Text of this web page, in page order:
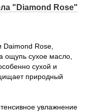
"Diamond Rose"
Rose,
ощупь сухое масло,
сухой и
природный
увлажнение